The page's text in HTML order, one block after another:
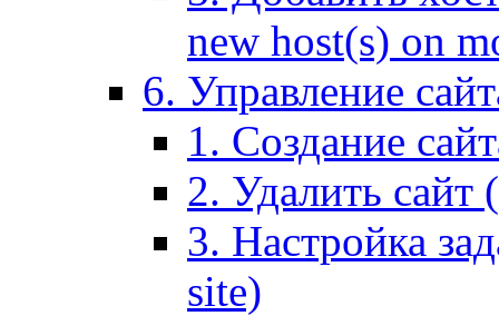
new host(s) on
6. Управление
1. Создание
2. Удалить сайт
3. Настройка
site)